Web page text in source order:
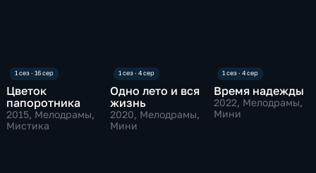
Цветок
папоротника
2015, Мелодрамы,
Мистика
Одно лето и вся
жизнь
2020, Мелодрамы,
Мини
Время надежды
2022, Мелодрамы,
Мини